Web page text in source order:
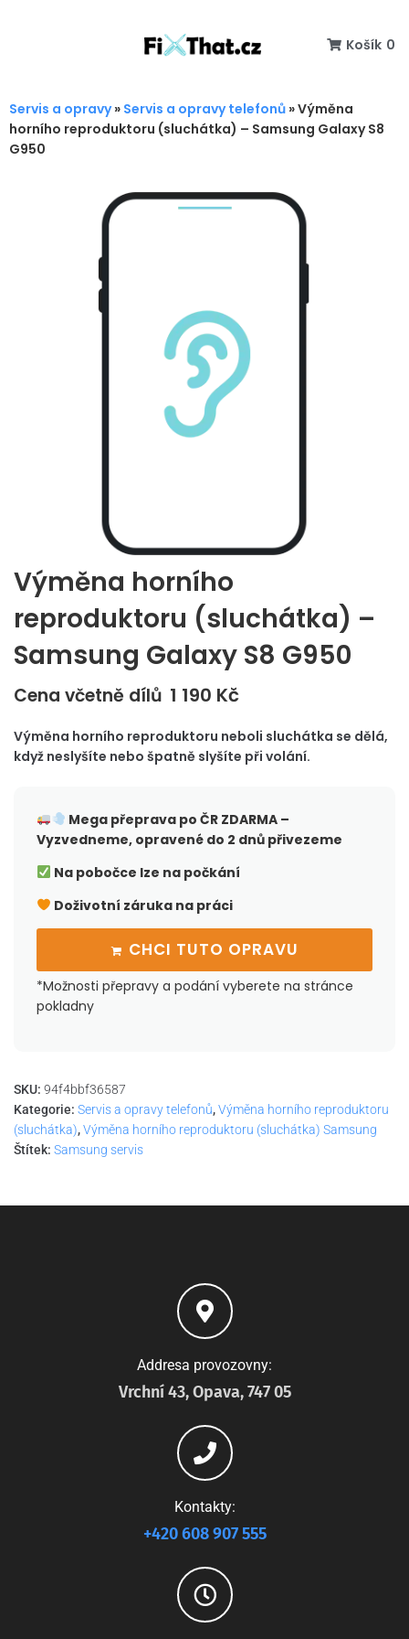
Košík 0
Servis a opravy» Servis a opravy telefonů »Výměna
horního reproduktoru (sluchátka) – Samsung Galaxy S8
G950
Výměna horního
reproduktoru (sluchátka) –
Samsung Galaxy S8 G950
Cena včetně dílů 1 190 Kč
Výměna horního reproduktoru neboli sluchátka se dělá,
když neslyšíte nebo špatně slyšíte při volání.
Mega přeprava po ČRZDARMA –
Vyzvedneme, opravené do 2 dnů přivezeme
Na pobočce lze na počkání
Doživotní záruka na práci
CHCI TUTO OPRAVU
*Možnosti přepravy a podání vyberete na stránce
pokladny
SKU: 94f4bbf36587
Kategorie: Servis a opravy telefonů,Výměna horního reproduktoru
(sluchátka),Výměna horního reproduktoru (sluchátka) Samsung
Štítek: Samsung servis
Addresa provozovny:
Vrchní 43, Opava, 747 05
Kontakty:
+420 608 907 555